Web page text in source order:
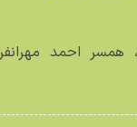
همسر احمد مهرانفر